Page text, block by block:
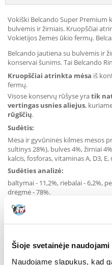
Šioje svetainėje naudojami
Naudojame slapukus, kad
Vokiški Belcando Super Premium
bulvėmis ir žirniais. Kruopščiai
Vokietijos žemės ūkio fermų.
Belcando jautiena su bulvėmis ir
konservai šunims. Tai Belcando
Kruopščiai atrinkta mėsa iš
fermų.
Visose konservų rūšyse yratik
vertingas usnies aliejus,
rūgščių.
Sudėtis:
Mėsa ir gyvūninės kilmės mėsos
sultinys 28%), bulvės 4%, žirniai
kalcis, fosforas, vitaminas A, D3,
Sudėties analizė:
baltymai - 11,2%, riebalai - 6,2%,
drėgmė - 78%.
Visada šalia turi būti šviežio
KOKIAM
AUGINTINIUI: